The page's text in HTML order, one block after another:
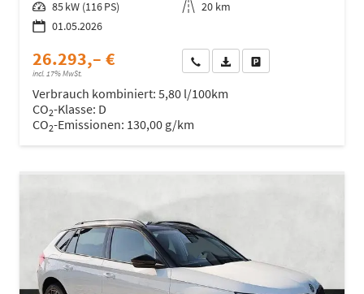
Leistung 85 kW (116 PS) Kilometerstand 20 km
01.05.2026
26.293,– €
incl. 17% MwSt.
Wir rufen Sie anFahrzeugexposé (PDF)
Verbrauch kombiniert: 5,80 l/100km
CO2-Klasse: D
CO2-Emissionen: 130,00 g/km